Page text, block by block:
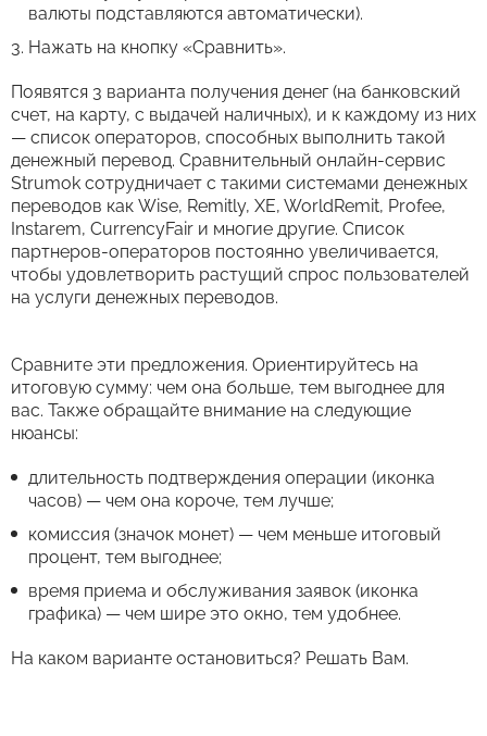
валюты подставляются автоматически).
Нажать на кнопку «Сравнить».
Появятся 3 варианта получения денег (на банковский
счет, на карту, с выдачей наличных), и к каждому из них
— список операторов, способных выполнить такой
денежный перевод. Сравнительный онлайн-сервис
Strumok сотрудничает с такими системами денежных
переводов как Wise, Remitly, XE, WorldRemit, Profee,
Instarem, CurrencyFair и многие другие. Список
партнеров-операторов постоянно увеличивается,
чтобы удовлетворить растущий спрос пользователей
на услуги денежных переводов.
Сравните эти предложения. Ориентируйтесь на
итоговую сумму: чем она больше, тем выгоднее для
вас. Также обращайте внимание на следующие
нюансы:
длительность подтверждения операции (иконка
часов) — чем она короче, тем лучше;
комиссия (значок монет) — чем меньше итоговый
процент, тем выгоднее;
время приема и обслуживания заявок (иконка
графика) — чем шире это окно, тем удобнее.
На каком варианте остановиться? Решать Вам.